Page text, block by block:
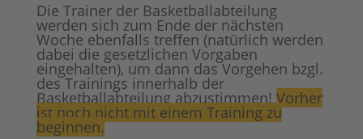
Die Trainer der Basketballabteilung
werden sich zum Ende der nächsten
Woche ebenfalls treffen (natürlich werden
dabei die gesetzlichen Vorgaben
eingehalten), um dann das Vorgehen bzgl.
des Trainings innerhalb der
Basketballabteilung abzustimmen!Vorher
ist noch nicht mit einem Training zu
beginnen.